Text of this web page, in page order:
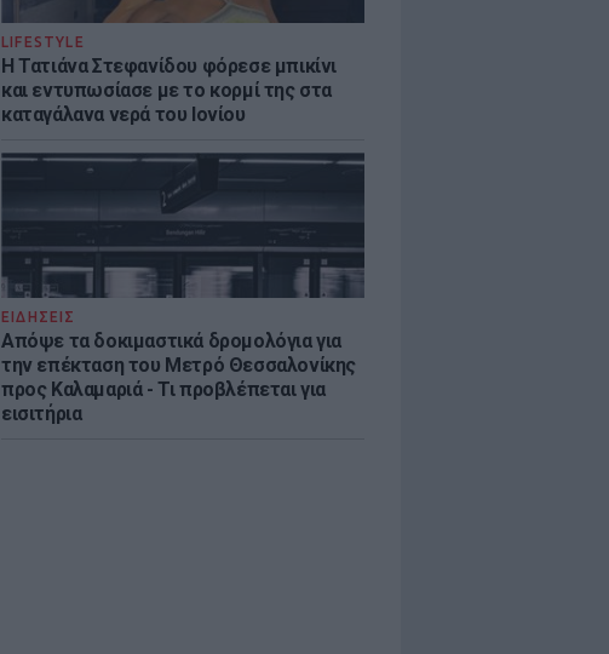
LIFESTYLE
Η Τατιάνα Στεφανίδου φόρεσε μπικίνι
και εντυπωσίασε με το κορμί της στα
καταγάλανα νερά του Ιονίου
ΕΙΔΗΣΕΙΣ
Απόψε τα δοκιμαστικά δρομολόγια για
την επέκταση του Μετρό Θεσσαλονίκης
προς Καλαμαριά - Τι προβλέπεται για
εισιτήρια